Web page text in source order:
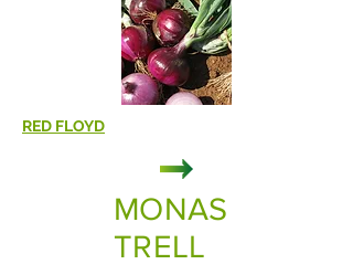
RED FLOYD
MONAS
TRELL